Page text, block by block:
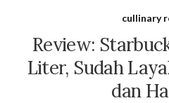
cullinary
Review:
Liter, Sudah
dan